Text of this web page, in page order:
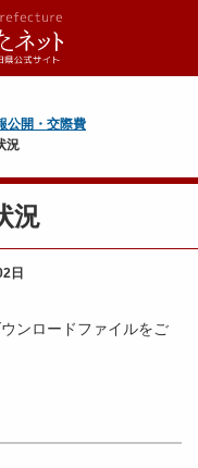
公開・交際費
況
況
日
ンロードファイルをご